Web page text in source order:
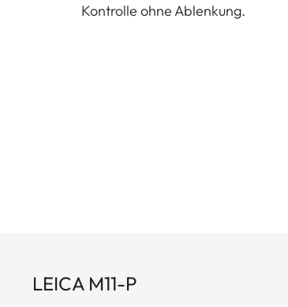
Kontrolle ohne Ablenkung.
LEICA M11-P